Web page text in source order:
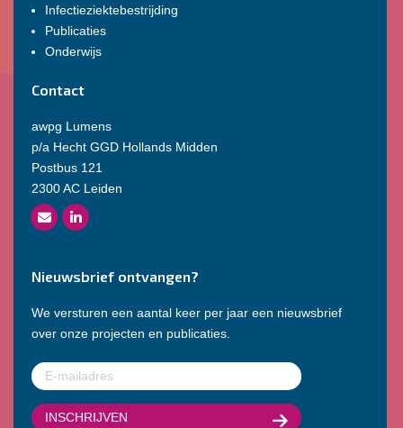
Infectieziektebestrijding
Publicaties
Onderwijs
Contact
awpg Lumens
p/a Hecht GGD Hollands Midden
Postbus 121
2300 AC Leiden
Nieuwsbrief ontvangen?
We versturen een aantal keer per jaar een nieuwsbrief
over onze projecten en publicaties.
E-
mailadres(Vereist)